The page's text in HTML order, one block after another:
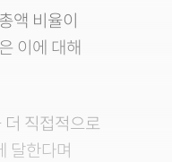
액 비율이
이에 대해
직접적으로
달한다며